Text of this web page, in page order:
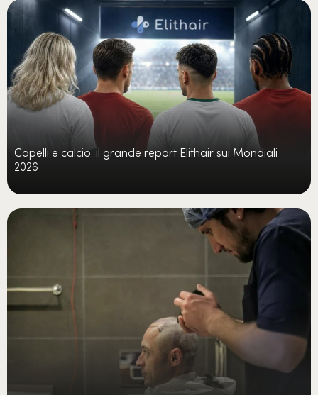
Capelli e calcio: il grande report Elithair sui Mondiali
2026